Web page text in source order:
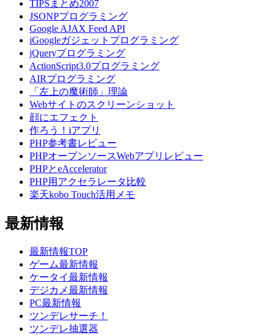
TIPSまとめ2007
JSONPプログラミング
Google AJAX Feed API
iGoogleガジェットプログラミング
jQueryプログラミング
ActionScript3.0プログラミング
AIRプログラミング
「左上の魔術師」理論
Webサイトのスクリーンショット
顔にエフェクト
作ろう！iアプリ
PHP参考書レビュー
PHPオープンソースWebアプリレビュー
PHPとeAccelerator
PHP用アクセラレータ比較
楽天kobo Touch活用メモ
最新情報
最新情報TOP
ゲーム最新情報
ケータイ最新情報
デジカメ最新情報
PC最新情報
ツンデレサーチ！
ツンデレ抽選器